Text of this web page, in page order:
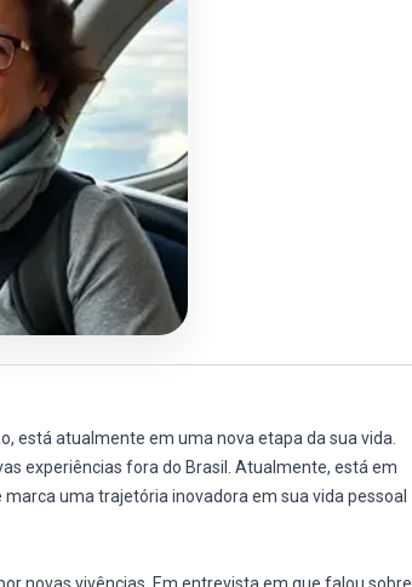
está atualmente em uma nova etapa da sua vida.
experiências fora do Brasil. Atualmente, está em
uma trajetória inovadora em sua vida pessoal